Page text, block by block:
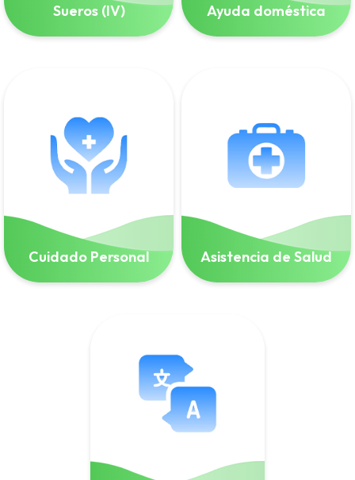
Sueros (IV) Ayuda doméstica
Cuidado Personal Asistencia de Salud